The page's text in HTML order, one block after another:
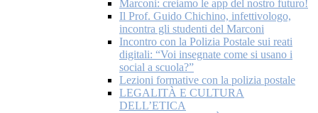
Marconi: creiamo le app del nostro futuro!
Il Prof. Guido Chichino, infettivologo,
incontra gli studenti del Marconi
Incontro con la Polizia Postale sui reati
digitali: “Voi insegnate come si usano i
social a scuola?”
Lezioni formative con la polizia postale
LEGALITÀ E CULTURA
DELL’ETICA